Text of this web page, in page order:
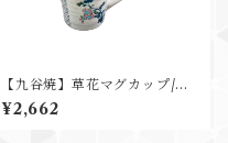
【九谷焼】草花マグカップ/右
園窯
¥2,662